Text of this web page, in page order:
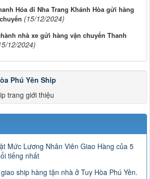
Hóa đi Nha Trang Khánh Hòa gửi hàng
(15/12/2024)
nhà xe gửi hàng vận chuyển Thanh
12/2024)
Phú Yên Ship
trang giới thiệu
Mức Lương Nhân Viên Giao Hàng của 5
tiếng nhất
ship hàng tận nhà ở Tuy Hòa Phú Yên.